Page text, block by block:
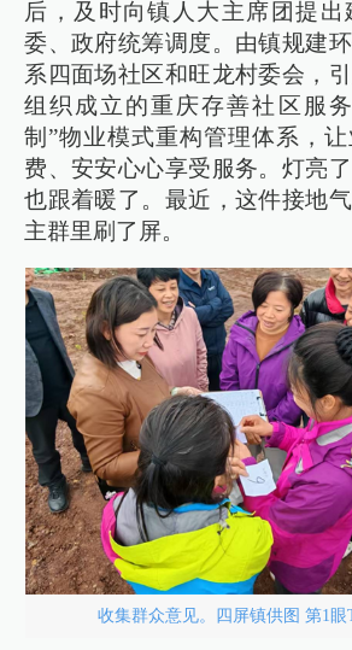
后，及时向镇人大主席团提
委、政府统筹调度。由镇规建
系四面场社区和旺龙村委会，
组织成立的重庆存善社区服
制”物业模式重构管理体系，
费、安安心心享受服务。灯亮
也跟着暖了。最近，这件接地
主群里刷了屏。
收集群众意见。四屏镇供图 第1